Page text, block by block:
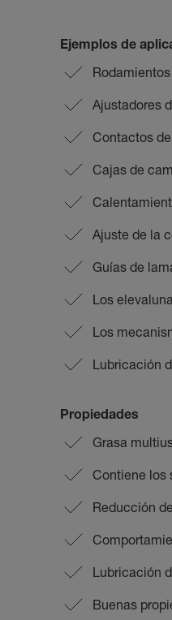
Ejemplos de
Ajustadores
Contactos
Cajas de
Ajuste de la
Guías de
Los
Los
Lubricación
Propiedades
Grasa
Contiene los
Reducción
Lubricación
Buenas